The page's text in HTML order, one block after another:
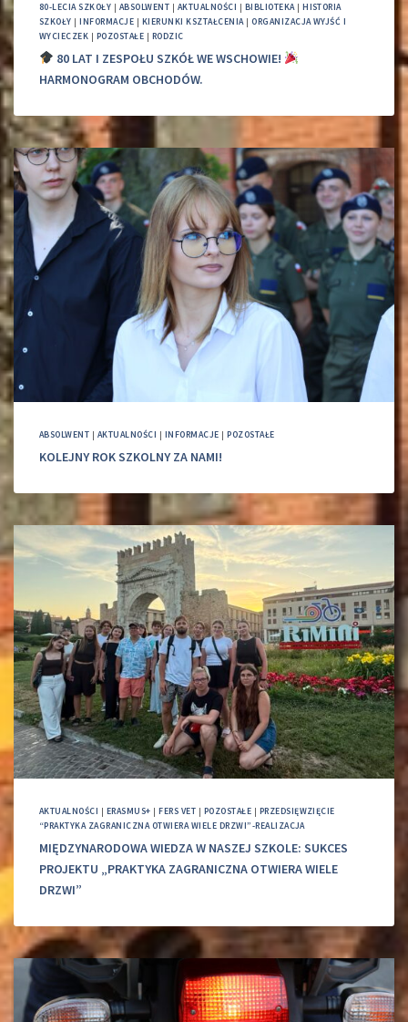
80-LECIA SZKOŁY | ABSOLWENT | AKTUALNOŚCI | BIBLIOTEKA|HISTORIA
SZKOŁY |INFORMACJE | KIERUNKI KSZTAŁCENIA|ORGANIZACJA WYJŚĆ I
WYCIECZEK | POZOSTAŁE | RODZIC
80 LAT I ZESPOŁU SZKÓŁ WE WSCHOWIE!
HARMONOGRAM OBCHODÓW.
ABSOLWENT | AKTUALNOŚCI | INFORMACJE |POZOSTAŁE
KOLEJNY ROK SZKOLNY ZA NAMI!
AKTUALNOŚCI | ERASMUS+ |FERS VET | POZOSTAŁE | PRZEDSIĘWZIĘCIE
“PRAKTYKA ZAGRANICZNA OTWIERA WIELE DRZWI”-REALIZACJA
MIĘDZYNARODOWA WIEDZA W NASZEJ SZKOLE: SUKCES
PROJEKTU „PRAKTYKA ZAGRANICZNA OTWIERA WIELE
DRZWI”